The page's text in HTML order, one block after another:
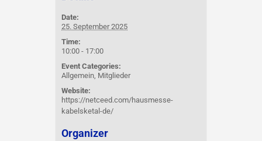
Date:
25. September 2025
Time:
10:00 - 17:00
Event Categories:
Allgemein, Mitglieder
Website:
https://netceed.com/hausmesse-
kabelsketal-de/
Organizer